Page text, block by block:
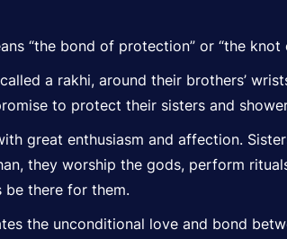
“the bond of protection” or “the knot
a rakhi, around their brothers’
to protect their sisters and
great enthusiasm and affection.
they worship the gods, perform
be there for them.
the unconditional love and bond